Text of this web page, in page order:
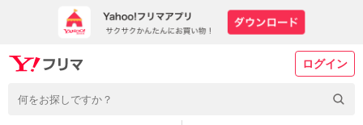
ログイン